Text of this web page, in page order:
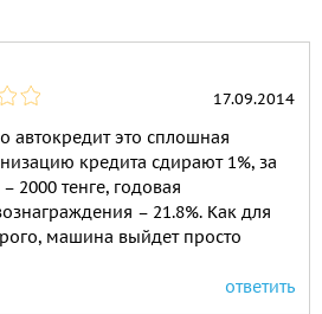
17.09.2014
автокредит это сплошная
кредита сдирают 1%, за
2000 тенге, годовая
– 21.8%. Как для
машина выйдет просто
ответить